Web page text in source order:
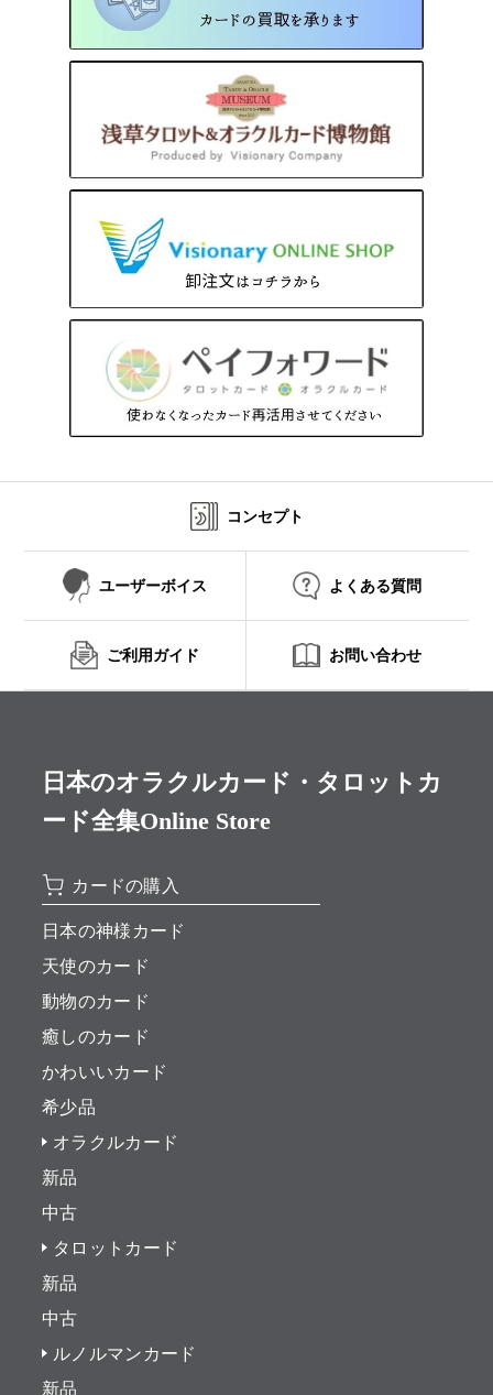
コンセプト
ユーザーボイス よくある質問
ご利用ガイド お問い合わせ
日本のオラクルカード・タロットカ
ード全集Online Store
カードの購入
日本の神様カード
天使のカード
動物のカード
癒しのカード
かわいいカード
希少品
オラクルカード
新品
中古
タロットカード
新品
中古
ルノルマンカード
新品